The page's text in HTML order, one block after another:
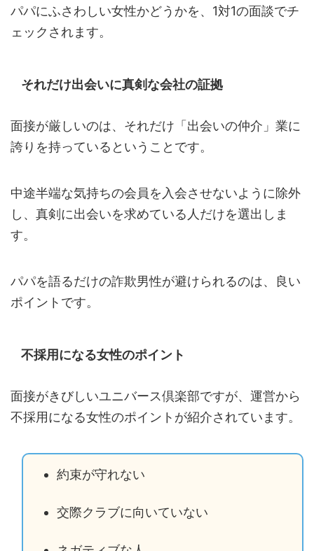
パパにふさわしい女性かどうかを、1対1の面談でチ
ェックされます。
それだけ出会いに真剣な会社の証拠
面接が厳しいのは、それだけ「出会いの仲介」業に
誇りを持っているということです。
中途半端な気持ちの会員を入会させないように除外
し、真剣に出会いを求めている人だけを選出しま
す。
パパを語るだけの詐欺男性が避けられるのは、良い
ポイントです。
不採用になる女性のポイント
面接がきびしいユニバース倶楽部ですが、運営から
不採用になる女性のポイントが紹介されています。
約束が守れない
交際クラブに向いていない